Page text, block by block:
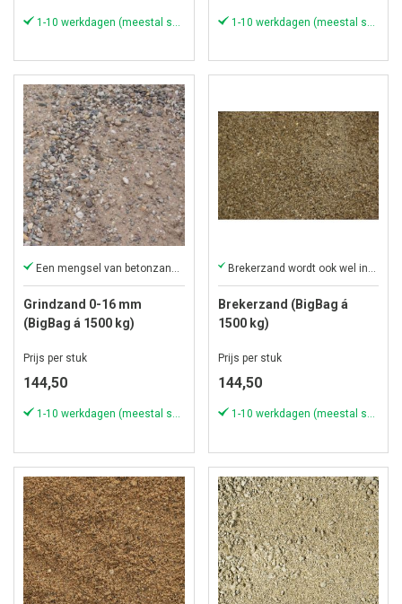
Grindzand 0-16 mm
(BigBag á 1500 kg)
Prijs per stuk
144,50
1-10 werkdagen (meestal sneller)
Brekerzand (BigBag á
1500 kg)
Prijs per stuk
144,50
1-10 werkdagen (meestal sneller)